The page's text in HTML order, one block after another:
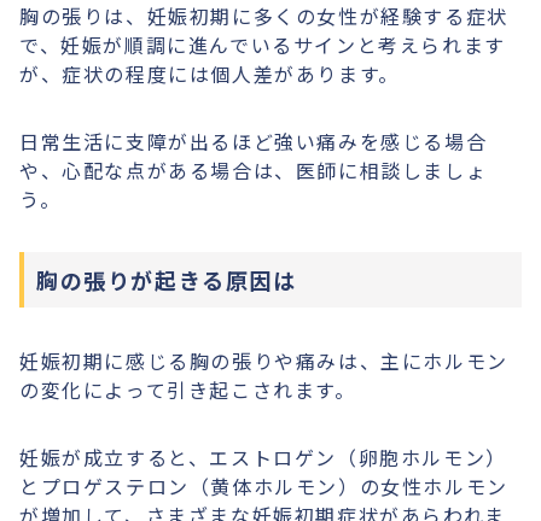
胸の張りは、妊娠初期に多くの女性が経験する症状
で、妊娠が順調に進んでいるサインと考えられます
が、症状の程度には個人差があります。
日常生活に支障が出るほど強い痛みを感じる場合
や、心配な点がある場合は、医師に相談しましょ
う。
胸の張りが起きる原因は
妊娠初期に感じる胸の張りや痛みは、主にホルモン
の変化によって引き起こされます。
妊娠が成立すると、エストロゲン（卵胞ホルモン）
とプロゲステロン（黄体ホルモン）の女性ホルモン
が増加して、さまざまな妊娠初期症状があらわれま